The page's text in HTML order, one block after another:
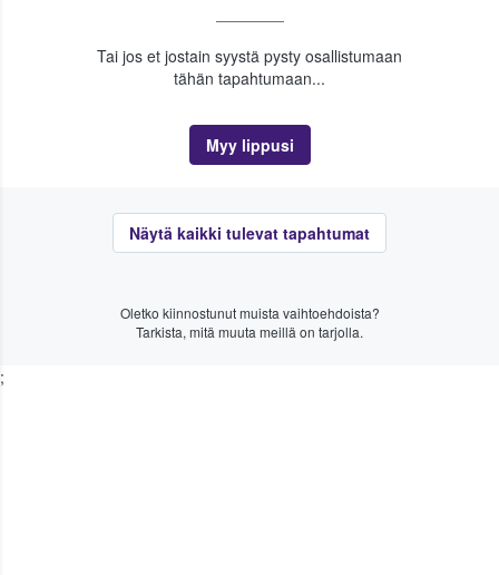
Tai jos et jostain syystä pysty osallistumaan
tähän tapahtumaan...
Myy lippusi
Näytä kaikki tulevat tapahtumat
Oletko kiinnostunut muista vaihtoehdoista?
Tarkista, mitä muuta meillä on tarjolla.
;